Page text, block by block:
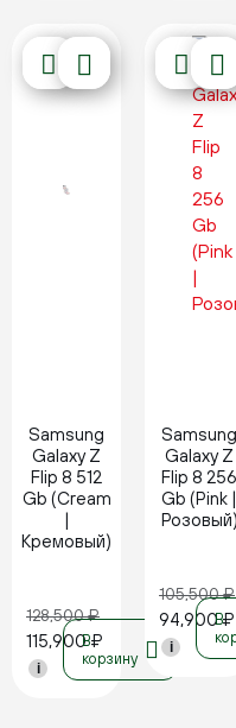
Samsung
Galaxy Z
Flip 8 512
Gb (Cream
|
Кремовый)
128,500₽
115,900₽
i
В
корзину
Samsung
Galaxy Z
Flip 8 256
Gb (Pink |
Розовый)
105,500₽
94,900₽
i
В